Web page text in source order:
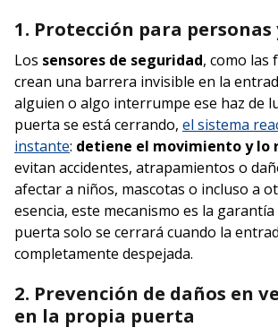
1. Protección para personas
Los sensores de seguridad, como las
crean una barrera invisible en la
alguien o algo interrumpe ese haz de
puerta se está cerrando, el sistema
instante: detiene el movimiento y lo
evitan accidentes, atrapamientos o
afectar a niños, mascotas o incluso a
esencia, este mecanismo es la garantía
puerta solo se cerrará cuando la
completamente despejada.
2. Prevención de daños en
en la propia puerta